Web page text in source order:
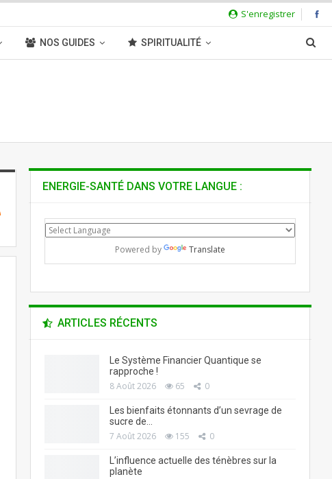
S'enregistrer
NOS GUIDES SPIRITUALITÉ
ENERGIE-SANTÉ DANS VOTRE LANGUE :
Powered by Translate
ARTICLES RÉCENTS
Le Système Financier Quantique se
rapproche !
8 Août 2026 65 0
Les bienfaits étonnants d’un sevrage de
sucre de…
7 Août 2026 155 0
L’influence actuelle des ténèbres sur la
planète